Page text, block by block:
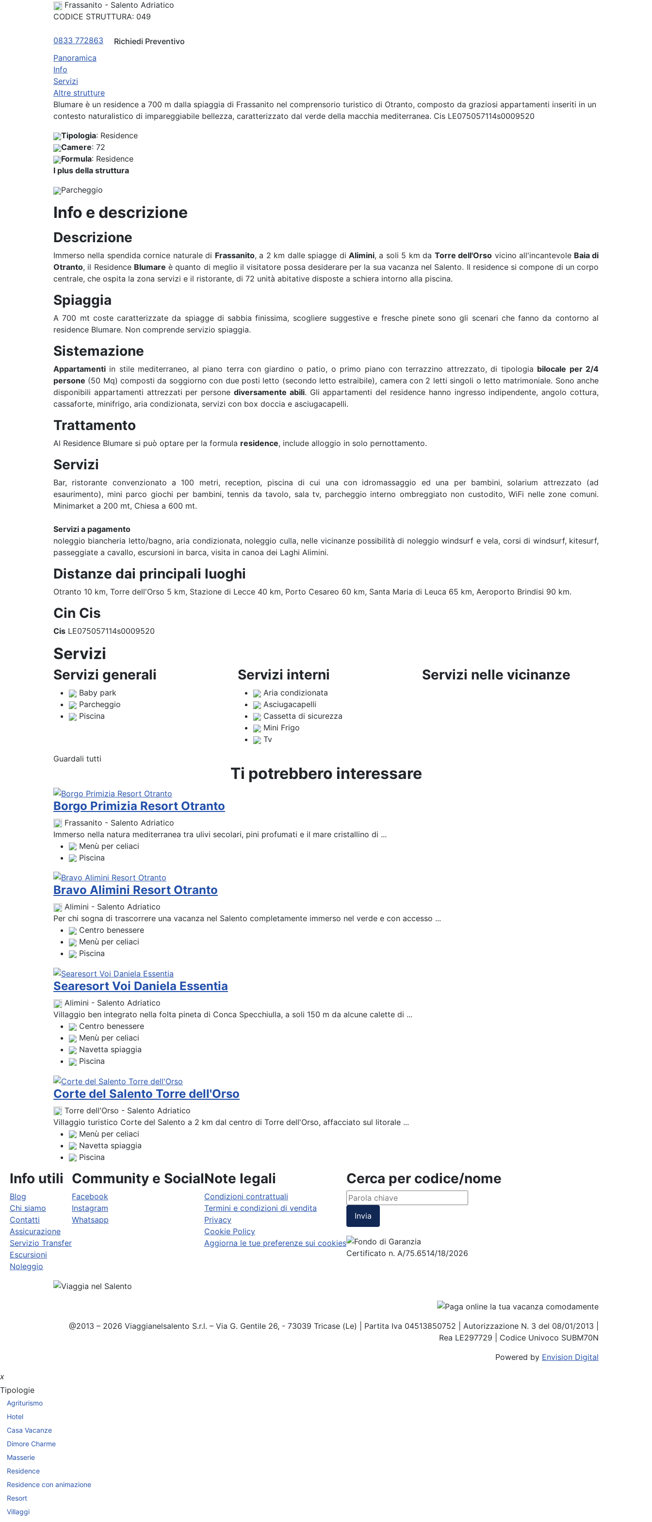
Frassanito - Salento Adriatico
CODICE STRUTTURA: 049
0833 772863
Richiedi Preventivo
Panoramica
Info
Servizi
Altre strutture
Previous
Next
Blumare è un residence a 700 m dalla spiaggia di Frassanito nel comprensorio turistico di Otranto, composto da graziosi appartamenti inseriti in un
contesto naturalistico di impareggiabile bellezza, caratterizzato dal verde della macchia mediterranea. Cis LE075057114s0009520
Tipologia: Residence
Camere: 72
Formula: Residence
I plus della struttura
Parcheggio
Info e descrizione
Descrizione
Immerso nella spendida cornice naturale di Frassanito, a 2 km dalle spiagge di Alimini, a soli 5 km da Torre dell'Orso vicino all'incantevole Baia di
Otranto, il Residence Blumare è quanto di meglio il visitatore possa desiderare per la sua vacanza nel Salento. Il residence si compone di un corpo
centrale, che ospita la zona servizi e il ristorante, di 72 unità abitative disposte a schiera intorno alla piscina.
Spiaggia
A 700 mt coste caratterizzate da spiagge di sabbia finissima, scogliere suggestive e fresche pinete sono gli scenari che fanno da contorno al
residence Blumare. Non comprende servizio spiaggia.
Sistemazione
Appartamenti in stile mediterraneo, al piano terra con giardino o patio, o primo piano con terrazzino attrezzato, di tipologia bilocale per 2/4
persone (50 Mq) composti da soggiorno con due posti letto (secondo letto estraibile), camera con 2 letti singoli o letto matrimoniale. Sono anche
disponibili appartamenti attrezzati per persone diversamente abili. Gli appartamenti del residence hanno ingresso indipendente, angolo cottura,
cassaforte, minifrigo, aria condizionata, servizi con box doccia e asciugacapelli.
Trattamento
Al Residence Blumare si può optare per la formula residence, include alloggio in solo pernottamento.
Servizi
Bar, ristorante convenzionato a 100 metri, reception, piscina di cui una con idromassaggio ed una per bambini, solarium attrezzato (ad
esaurimento), mini parco giochi per bambini, tennis da tavolo, sala tv, parcheggio interno ombreggiato non custodito, WiFi nelle zone comuni.
Minimarket a 200 mt, Chiesa a 600 mt.
Servizi a pagamento
noleggio biancheria letto/bagno, aria condizionata, noleggio culla, nelle vicinanze possibilità di noleggio windsurf e vela, corsi di windsurf, kitesurf,
passeggiate a cavallo, escursioni in barca, visita in canoa dei Laghi Alimini.
Distanze dai principali luoghi
Otranto 10 km, Torre dell'Orso 5 km, Stazione di Lecce 40 km, Porto Cesareo 60 km, Santa Maria di Leuca 65 km, Aeroporto Brindisi 90 km.
Cin Cis
Cis LE075057114s0009520
Servizi
Servizi generali
Baby park
Parcheggio
Piscina
Servizi interni
Aria condizionata
Asciugacapelli
Cassetta di sicurezza
Mini Frigo
Tv
Servizi nelle vicinanze
Guardali tutti
Ti potrebbero interessare
Borgo Primizia Resort Otranto
Frassanito - Salento Adriatico
Immerso nella natura mediterranea tra ulivi secolari, pini profumati e il mare cristallino di ...
Menù per celiaci
Piscina
Bravo Alimini Resort Otranto
Alimini - Salento Adriatico
Per chi sogna di trascorrere una vacanza nel Salento completamente immerso nel verde e con accesso ...
Centro benessere
Menù per celiaci
Piscina
Searesort Voi Daniela Essentia
Alimini - Salento Adriatico
Villaggio ben integrato nella folta pineta di Conca Specchiulla, a soli 150 m da alcune calette di ...
Centro benessere
Menù per celiaci
Navetta spiaggia
Piscina
Corte del Salento Torre dell'Orso
Torre dell'Orso - Salento Adriatico
Villaggio turistico Corte del Salento a 2 km dal centro di Torre dell'Orso, affacciato sul litorale ...
Menù per celiaci
Navetta spiaggia
Piscina
Info utili
Blog
Chi siamo
Contatti
Assicurazione
Servizio Transfer
Escursioni
Noleggio
Community e Social
Facebook
Instagram
Whatsapp
Note legali
Condizioni contrattuali
Termini e condizioni di vendita
Privacy
Cookie Policy
Aggiorna le tue preferenze sui cookies
Cerca per codice/nome
Invia
Certificato n. A/75.6514/18/2026
@2013 – 2026 Viaggianelsalento S.r.l. – Via G. Gentile 26, - 73039 Tricase (Le) | Partita Iva 04513850752 | Autorizzazione N. 3 del 08/01/2013 |
Rea LE297729 | Codice Univoco SUBM70N
Powered by Envision Digital
x
Tipologie
Agriturismo
Hotel
Casa Vacanze
Dimore Charme
Masserie
Residence
Residence con animazione
Resort
Villaggi